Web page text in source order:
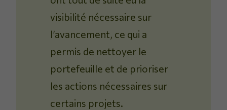
visibilité nécessaire sur
l’avancement, ce qui a
permis de nettoyer le
portefeuille et de prioriser
les actions nécessaires sur
certains projets.